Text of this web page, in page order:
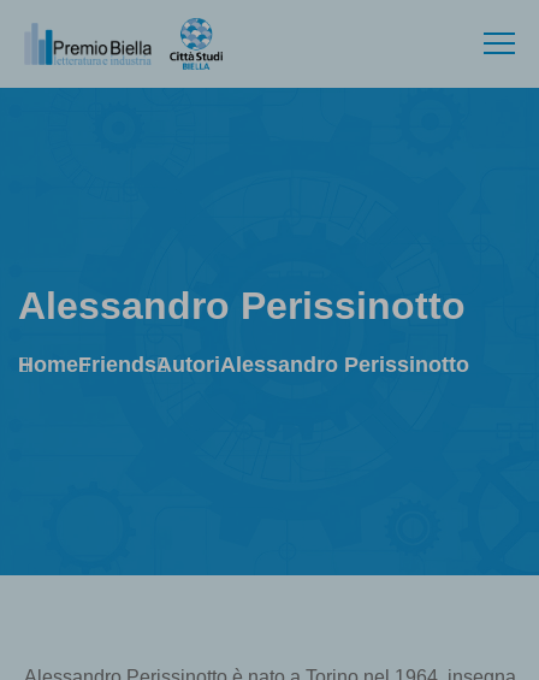
Alessandro Perissinotto
HomeFriendsAutoriAlessandro Perissinotto